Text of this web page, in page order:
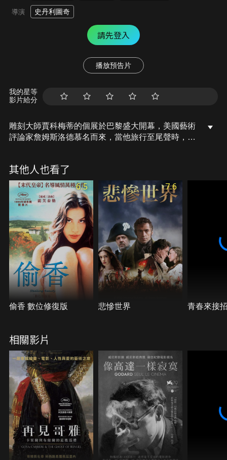
導演 史丹利圖奇
請先登入
播放預告片
我的星等
影片給分
雕刻大師賈科梅蒂的個展於巴黎盛大開幕，美國藝術
評論家詹姆斯洛德慕名而來，當他旅行至尾聲時，竟
卻沒想到這幅肖像畫延伸出一段怪誕的友情！而賈科
梅蒂能否順利完成他的最後一幅肖像畫？
其他人也看了
6.5
偷香 數位修復版
7.6
悲慘世界 青春來接
相關影片